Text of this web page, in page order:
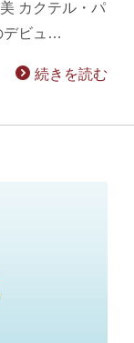
カクテル・パ
デビュ…
続きを読む